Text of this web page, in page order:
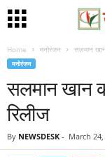
Home मनोरंजन सलमान
मनोरंजन
सलमान खान
रिलीज
By NEWSDESK - March